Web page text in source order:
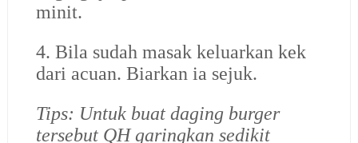
minit.
4. Bila sudah masak keluarkan kek
dari acuan. Biarkan ia sejuk.
Tips: Untuk buat daging burger
tersebut QH garingkan sedikit